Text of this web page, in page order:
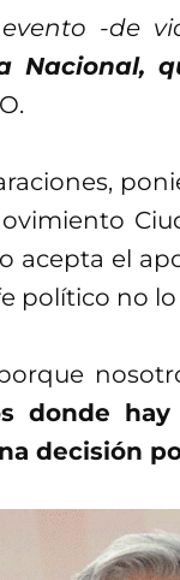
-de
Nacional,
acepta el
político no lo
donde hay
decisión